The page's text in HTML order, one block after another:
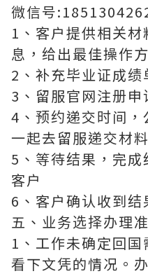
微信号
1、客户提供相关
息，给出最佳操作方
2、补充毕业证成绩
3、留服官网注册申
4、预约递交时间
一起去留服递交材料
5、等待结果，完
客户
6、客户确认收到结
五、业务选择办理
1、工作未确定回
看下文凭的情况。